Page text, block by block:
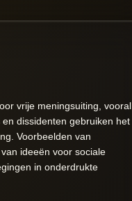
vrije meningsuiting, vooral
dissidenten gebruiken het
Voorbeelden van
ideeën voor sociale
in onderdrukte